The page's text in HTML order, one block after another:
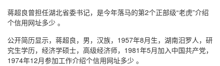
蒋超良曾担任湖北省委书记，是今年落马的第2个正部级“老虎”介绍
个信用网址多少 。
公开简历显示，蒋超良，男，汉族，1957年8月生，湖南汨罗人，研
究生学历，经济学硕士，高级经济师，1981年5月加入中国共产党，
1974年12月参加工作介绍个信用网址多少 。